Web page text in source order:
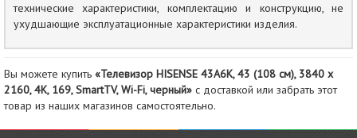
технические характеристики, комплектацию и конструкцию, не
ухудшающие эксплуатационные характеристики изделия.
Вы можете купить «Телевизор HISENSE 43A6K, 43 (108 см), 3840 x
2160, 4K, 169, SmartTV, Wi-Fi, черный» с доставкой или забрать этот
товар из наших магазинов самостоятельно.